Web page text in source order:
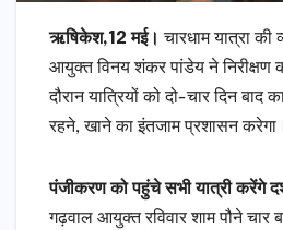
ऋषिकेश,12 मई। चारधाम यात्रा
आयुक्त विनय शंकर पांडेय ने
दौरान यात्रियों को दो-चार दिन बाद
रहने, खाने का इंतजाम प्रशासन करेगा।
पंजीकरण को पहुंचे सभी यात्री करेंगे
गढ़वाल आयुक्त रविवार शाम पौने चार